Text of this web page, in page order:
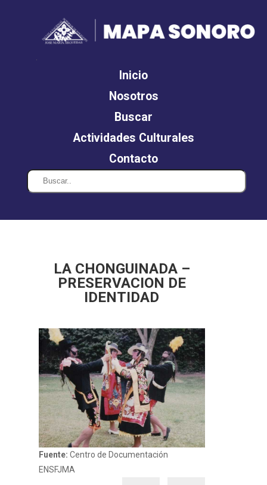
.
Inicio
Nosotros
Buscar
Actividades Culturales
Contacto
LA CHONGUINADA –
PRESERVACION DE
IDENTIDAD
Fuente: Centro de Documentación
ENSFJMA